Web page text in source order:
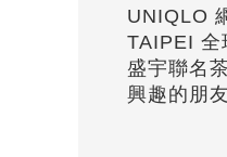
UNIQLO
TAIPEI 全
盛宇聯名
興趣的朋